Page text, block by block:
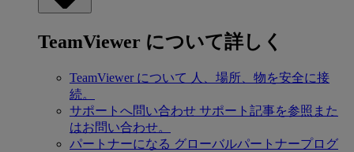
TeamViewer について詳しく
TeamViewer について 人、場所、物を安全に接
続。
サポートへ問い合わせ サポート記事を参照また
はお問い合わせ。
パートナーになる グローバルパートナープログ